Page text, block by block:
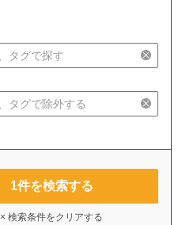
1件を検索する
× 検索条件をクリアする